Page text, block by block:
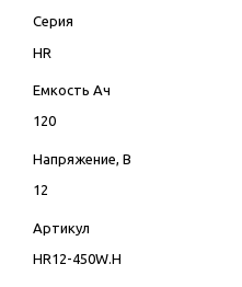
Серия
HR
Емкость Ач
120
Напряжение, В
12
Артикул
HR12-450W.H